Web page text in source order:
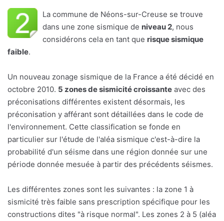
La commune de Néons-sur-Creuse se trouve
dans une zone sismique de niveau 2, nous
considérons cela en tant que risque sismique
faible.
Un nouveau zonage sismique de la France a été décidé en
octobre 2010. 5 zones de sismicité croissante avec des
préconisations différentes existent désormais, les
préconisation y afférant sont détaillées dans le code de
l'environnement. Cette classification se fonde en
particulier sur l'étude de l'aléa sismique c'est-à-dire la
probabilité d'un séisme dans une région donnée sur une
période donnée mesuée à partir des précédents séismes.
Les différentes zones sont les suivantes : la zone 1 à
sismicité très faible sans prescription spécifique pour les
constructions dites "à risque normal". Les zones 2 à 5 (aléa